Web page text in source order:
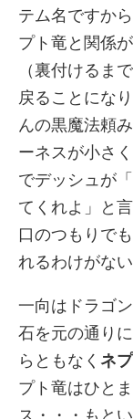
テム名ですか
プト竜と関係
（裏付けるま
戻ることにな
んの黒魔法頼
ーネスが小さ
でデッシュが
てくれよ」と
口のつもりで
れるわけがな
一向はドラゴ
石を元の通り
らともなく ネ
プト竜はひと
ス・・・もと